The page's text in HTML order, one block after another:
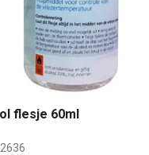
flesje 60ml